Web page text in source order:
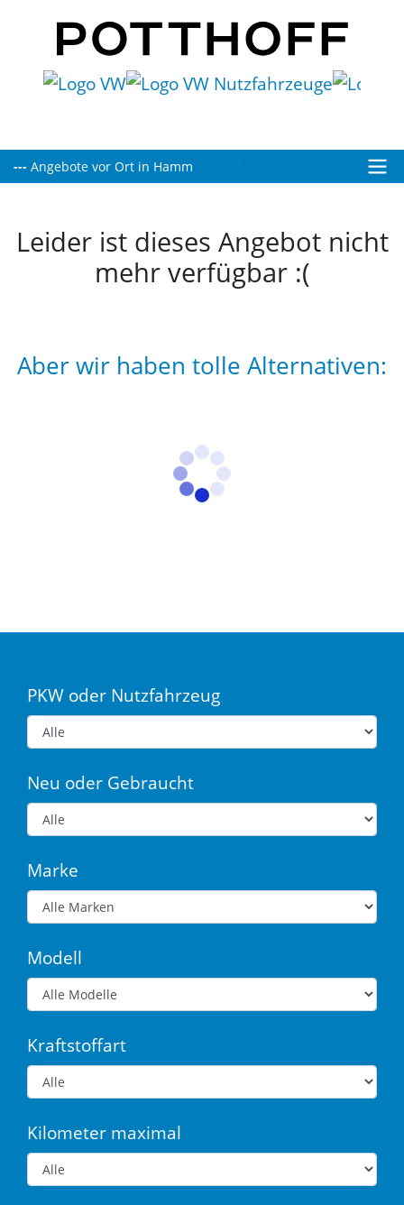
Heute bis 19:00 Uhr für Sie geöffnet!
Leider ist dieses Angebot nicht
mehr verfügbar :(
Aber wir haben tolle Alternativen:
PKW oder Nutzfahrzeug
Neu oder Gebraucht
Marke
Modell
Kraftstoffart
Kilometer maximal